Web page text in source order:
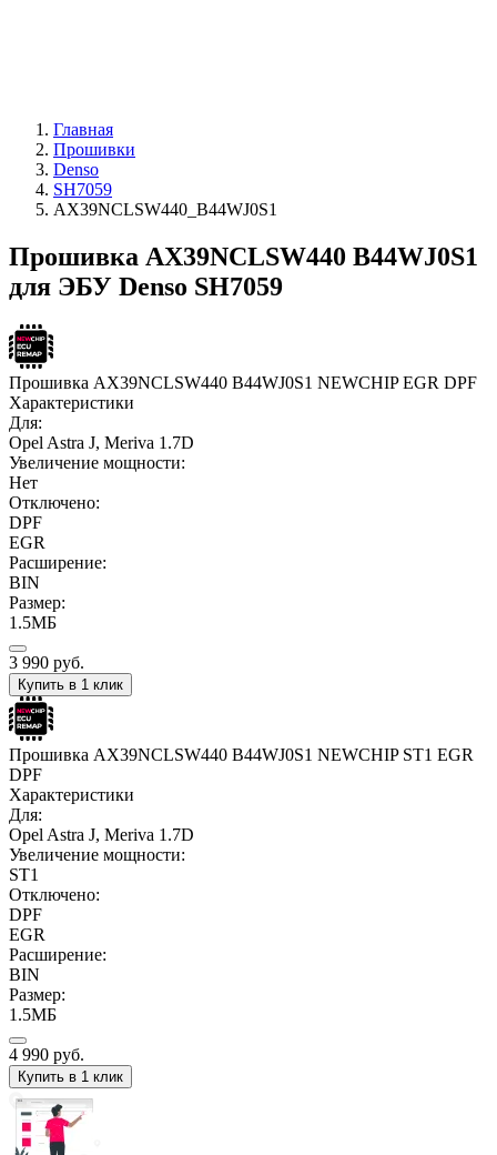
Главная
Прошивки
Denso
SH7059
AX39NCLSW440_B44WJ0S1
Прошивка AX39NCLSW440 B44WJ0S1
для ЭБУ Denso SH7059
Прошивка AX39NCLSW440 B44WJ0S1 NEWCHIP EGR DPF
Характеристики
Для:
Opel Astra J, Meriva 1.7D
Увеличение мощности:
Нет
Отключено:
DPF
EGR
Расширение:
BIN
Размер:
1.5МБ
3 990 руб.
Купить в 1 клик
Прошивка AX39NCLSW440 B44WJ0S1 NEWCHIP ST1 EGR
DPF
Характеристики
Для:
Opel Astra J, Meriva 1.7D
Увеличение мощности:
ST1
Отключено:
DPF
EGR
Расширение:
BIN
Размер:
1.5МБ
4 990 руб.
Купить в 1 клик